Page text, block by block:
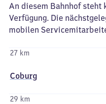
An diesem Bahnhof steht
Verfügung. Die
mobilen
27 km
Coburg
29 km